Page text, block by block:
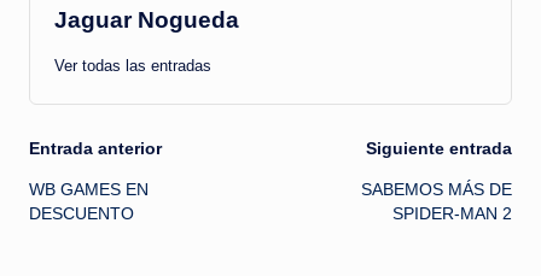
Jaguar Nogueda
Ver todas las entradas
Navegación
de
Entrada anterior
WB GAMES EN
DESCUENTO
Siguiente entrada
SABEMOS MÁS DE
SPIDER-MAN 2